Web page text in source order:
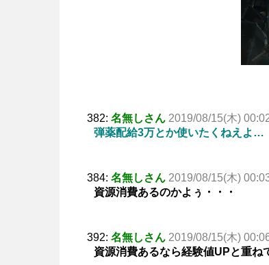
382: 名無しさん 2019/08/15(木)
弾薬配給3万とか使いたくねえよ…
384: 名無しさん 2019/08/15(木)
資源消費あるのかよぅ・・・
392: 名無しさん 2019/08/15(木)
資源消費あるなら経験値UPと重ね